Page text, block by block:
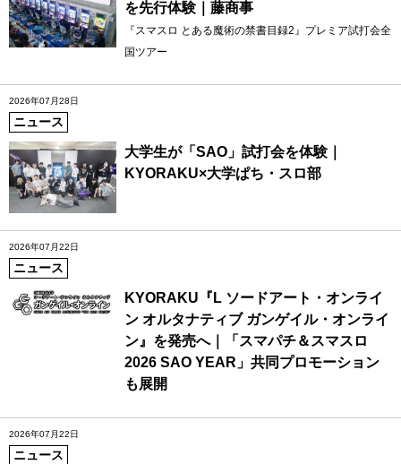
を先行体験｜藤商事
『スマスロ とある魔術の禁書目録2』プレミア試打会全
国ツアー
2026年07月28日
ニュース
大学生が「SAO」試打会を体験｜
KYORAKU×大学ぱち・スロ部
2026年07月22日
ニュース
KYORAKU『L ソードアート・オンライ
ン オルタナティブ ガンゲイル・オンライ
ン』を発売へ｜「スマパチ＆スマスロ
2026 SAO YEAR」共同プロモーション
も展開
2026年07月22日
ニュース